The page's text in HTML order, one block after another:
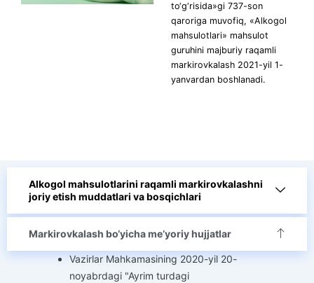
to‘g‘risida»gi 737-son
qaroriga muvofiq, «Alkogol
mahsulotlari» mahsulot
guruhini majburiy raqamli
markirovkalash 2021-yil 1-
yanvardan boshlanadi.
Alkogol mahsulotlarini raqamli markirovkalashni
joriy etish muddatlari va bosqichlari
Markirovkalash bo‘yicha me’yoriy hujjatlar
Vazirlar Mahkamasining 2020-yil 20-
noyabrdagi "Ayrim turdagi